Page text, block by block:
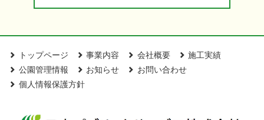
トップページ 事業内容 会社概要
施工実績
公園管理情報
お知らせ
お問い合わせ
個人情報保護方針